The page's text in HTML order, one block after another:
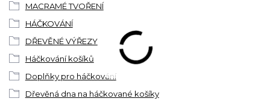
MACRAMÉ TVOŘENÍ
HÁČKOVÁNÍ
DŘEVĚNÉ VÝŘEZY
Háčkování košíků
Doplňky pro háčkování
Dřevěná dna na háčkované košíky